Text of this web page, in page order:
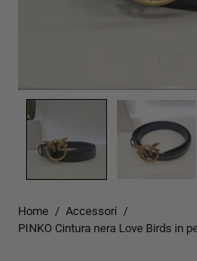
Home / Accessori /
PINKO Cintura nera Love Birds in